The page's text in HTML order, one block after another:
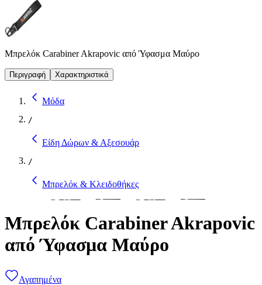
Μπρελόκ Carabiner Akrapovic από Ύφασμα Μαύρο
Περιγραφή Χαρακτηριστικά
Μόδα
/
Είδη Δώρων & Αξεσουάρ
/
Μπρελόκ & Κλειδοθήκες
Μπρελόκ Carabiner Akrapovic
από Ύφασμα Μαύρο
Αγαπημένα